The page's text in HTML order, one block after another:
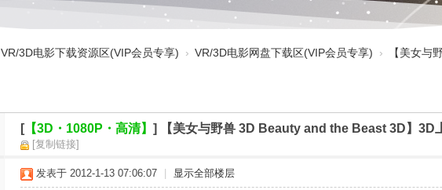
VR/3D电影下载资源区(VIP会员专享) › VR/3D电影网盘下载区(VIP会员专享) › 【美女与
[【3D・1080P・高清】 ] 【美女与野兽 3D Beauty and the Beast 3D】
[复制链接]
发表于 2012-1-13 07:06:07 显示全部楼层